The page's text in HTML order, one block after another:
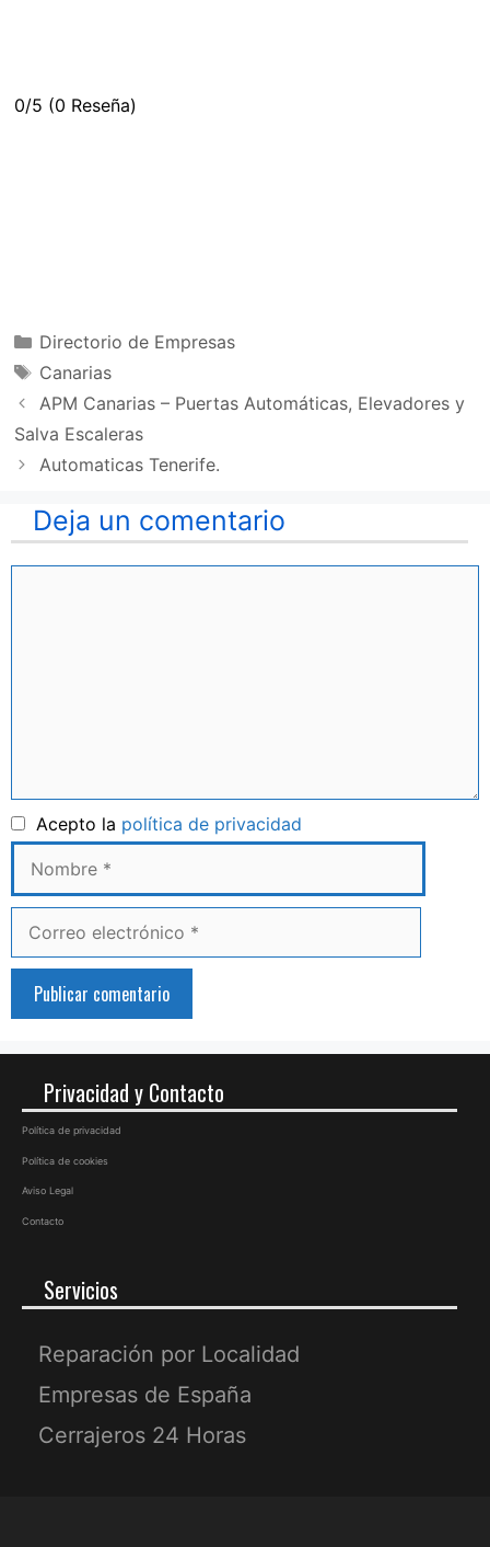
0/5 (0 Reseña)
Categorías
Directorio de Empresas
Etiquetas
Canarias
APM Canarias – Puertas Automáticas, Elevadores y
Salva Escaleras
Automaticas Tenerife.
Deja un comentario
Acepto la política de privacidad
Privacidad y Contacto
Política de privacidad
Política de cookies
Aviso Legal
Contacto
Servicios
Reparación por Localidad
Empresas de España
Cerrajeros 24 Horas